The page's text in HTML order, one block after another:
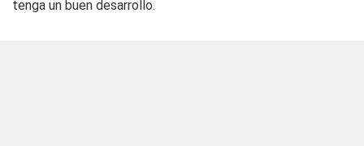
tenga un buen desarrollo.